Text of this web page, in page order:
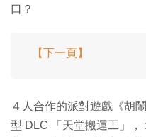
口？
【下一頁】
４人合作的派對遊戲《胡
型 DLC 「天堂搬運工」，